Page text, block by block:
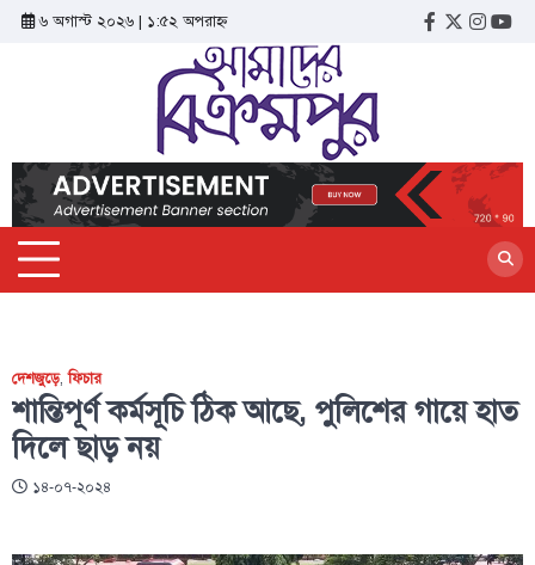
৬ অগাস্ট ২০২৬ | ১:৫২ অপরাহ্ন
দেশজুড়ে,ফিচার
শান্তিপূর্ণ কর্মসূচি ঠিক আছে, পুলিশের গায়ে হাত
দিলে ছাড় নয়
১৪-০৭-২০২৪